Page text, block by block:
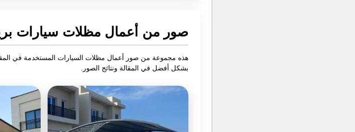
صور من أعمال مظلات سيارات
هذه مجموعة من صور أعمال مظلات السيارات المستخدمة في
بشكل أفضل في المقالة ونتائج الصور.